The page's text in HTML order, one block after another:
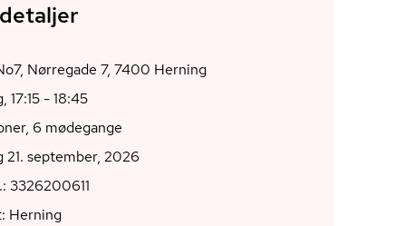
Huset No7, Nørregade 7, 7400 Herning
17:15 - 18:45
6 mødegange
21. september, 2026
3326200611
Herning